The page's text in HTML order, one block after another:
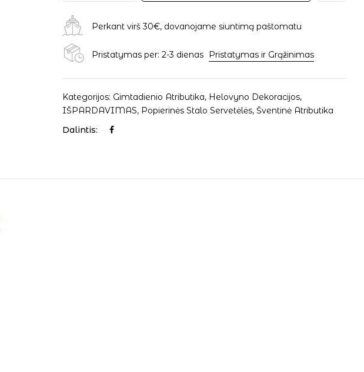
Perkant virš 30€, dovanojame siuntimą paštomatu
Pristatymas per: 2-3 dienas Pristatymas ir Grąžinimas
Kategorijos: Gimtadienio Atributika, Helovyno Dekoracijos,
IŠPARDAVIMAS, Popierinės Stalo Servetėlės,Šventinė Atributika
Dalintis: